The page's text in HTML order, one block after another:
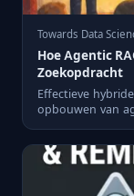
Towards Data
Hoe Agentic
Zoekopdracht
Effectieve
opbouwen van